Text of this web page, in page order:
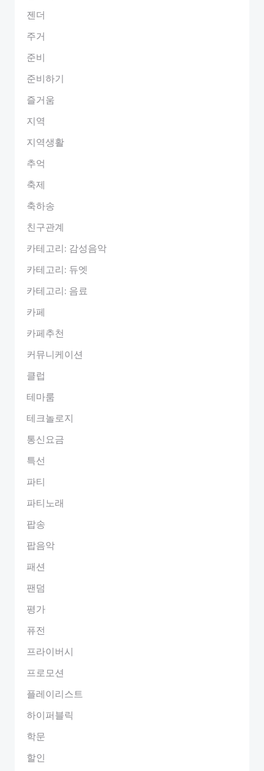
젠더
주거
준비
준비하기
즐거움
지역
지역생활
추억
축제
축하송
친구관계
카테고리: 감성음악
카테고리: 듀엣
카테고리: 음료
카페
카페추천
커뮤니케이션
클럽
테마룸
테크놀로지
통신요금
특선
파티
파티노래
팝송
팝음악
패션
팬덤
평가
퓨전
프라이버시
프로모션
플레이리스트
하이퍼블릭
학문
할인